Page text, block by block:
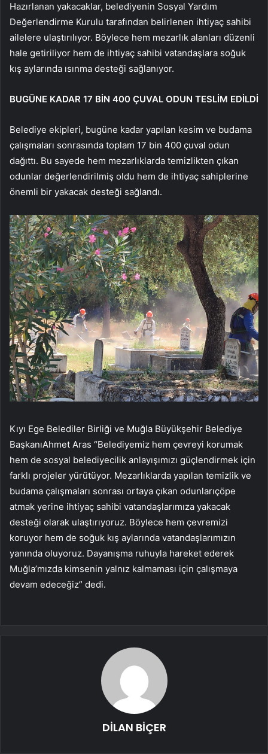
Hazırlanan yakacaklar, belediyenin Sosyal Yardım
Değerlendirme Kurulu tarafından belirlenen ihtiyaç sahibi
ailelere ulaştırılıyor. Böylece hem mezarlık alanları düzenli
hale getiriliyor hem de ihtiyaç sahibi vatandaşlara soğuk
kış aylarında ısınma desteği sağlanıyor.
BUGÜNE KADAR 17 BİN 400 ÇUVAL ODUN TESLİM EDİLDİ
Belediye ekipleri, bugüne kadar yapılan kesim ve budama
çalışmaları sonrasında toplam 17 bin 400 çuval odun
dağıttı. Bu sayede hem mezarlıklarda temizlikten çıkan
odunlar değerlendirilmiş oldu hem de ihtiyaç sahiplerine
önemli bir yakacak desteği sağlandı.
Kıyı Ege Belediler Birliği ve Muğla Büyükşehir Belediye
BaşkanıAhmet Aras “Belediyemiz hem çevreyi korumak
hem de sosyal belediyecilik anlayışımızı güçlendirmek için
farklı projeler yürütüyor. Mezarlıklarda yapılan temizlik ve
budama çalışmaları sonrası ortaya çıkan odunlarıçöpe
atmak yerine ihtiyaç sahibi vatandaşlarımıza yakacak
desteği olarak ulaştırıyoruz. Böylece hem çevremizi
koruyor hem de soğuk kış aylarında vatandaşlarımızın
yanında oluyoruz. Dayanışma ruhuyla hareket ederek
Muğla’mızda kimsenin yalnız kalmaması için çalışmaya
devam edeceğiz” dedi.
DİLAN BİÇER